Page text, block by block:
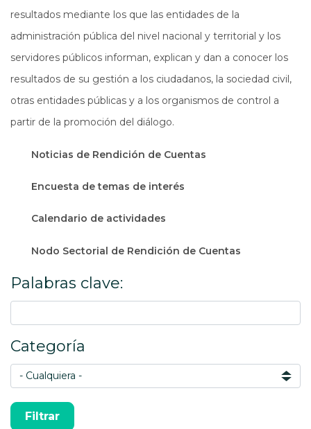
resultados mediante los que las entidades de la
administración pública del nivel nacional y territorial y los
servidores públicos informan, explican y dan a conocer los
resultados de su gestión a los ciudadanos, la sociedad civil,
otras entidades públicas y a los organismos de control a
partir de la promoción del diálogo.
Noticias de Rendición de Cuentas
Encuesta de temas de interés
Calendario de actividades
Nodo Sectorial de Rendición de Cuentas
Palabras clave:
Categoría